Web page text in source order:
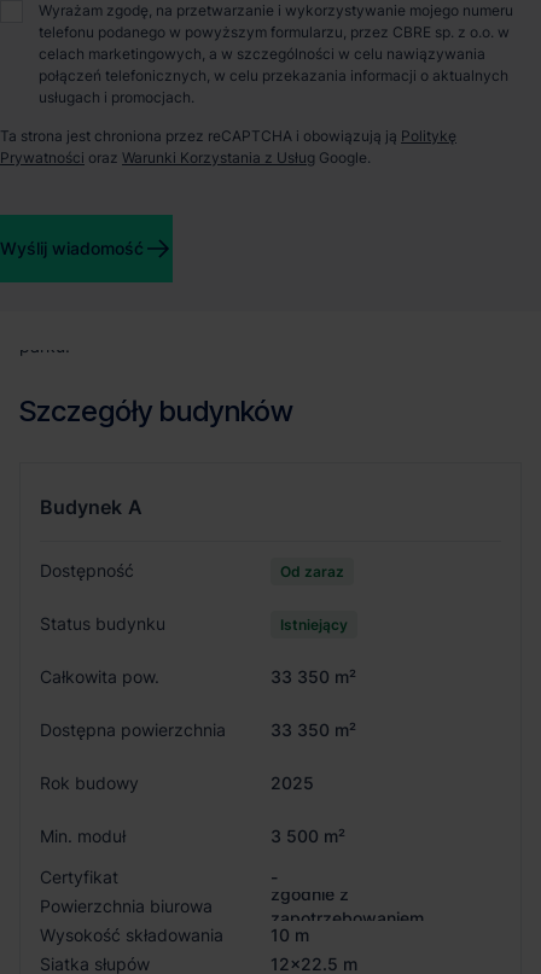
O parku
GLP Lublin Logistics Centre to inwestycja w województwie
magazynowo - produkcyjne o różnej wielkości, rozpoczynające
parku.
Szczegóły budynków
Budynek A
Dostępność Od zaraz
Status budynku Istniejący
Całkowita pow. 33 350 m²
Dostępna powierzchnia 33 350 m²
Rok budowy 2025
Min. moduł
3 500 m²
Certyfikat
-
Powierzchnia biurowa
zgodnie z
zapotrzebowaniem
Wysokość składowania
10 m
Siatka słupów
12x22.5 m
Wyrażam zgodę, na przetwarzanie i wykorzystywanie mojego numeru
telefonu podanego w powyższym formularzu, przez CBRE sp. z o.o. w
celach marketingowych, a w szczególności w celu nawiązywania
połączeń telefonicznych, w celu przekazania informacji o aktualnych
usługach i promocjach.
Ta strona jest chroniona przez reCAPTCHA i obowiązują ją Politykę
Prywatności oraz Warunki Korzystania z Usług Google.
Wyślij wiadomość